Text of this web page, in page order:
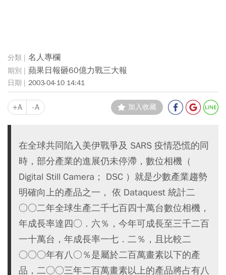
名人專欄
蘋果日報砸60億力戰三大報
2003-04-10 14:41
+A -A 加入收藏
在全球共同陷入美伊戰爭及 SARS 疫情恐慌的同
時，部分產業的進展仍未停滯，數位相機（
Digital Still Camera； DSC ）就是少數產業趨勢
明確向上的產品之一， 依 Dataquest 統計二
○○二年全球生產二千七百四十萬台數位相機，
年成長率達四○．六％，今年可成長至三千二百
一十萬台，年成長率一七．二％，且比較二
○○○年有八○％是屬於二百萬畫素以下的產
品，二○○三年二百萬畫素以上的產品將占有八